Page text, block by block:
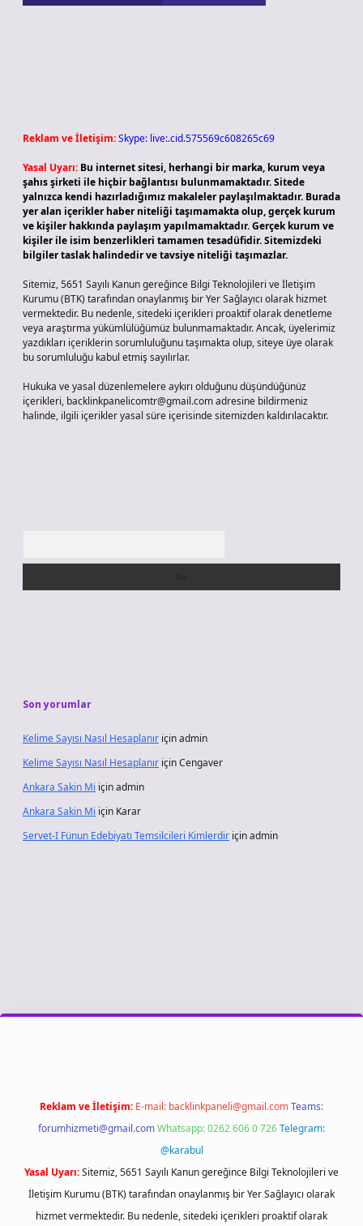
Reklam ve İletişim:Skype: live:.cid.575569c608265c69
Yasal Uyarı: Bu internet sitesi, herhangi bir marka, kurum veya
şahıs şirketi ile hiçbir bağlantısı bulunmamaktadır. Sitede
yalnızca kendi hazırladığımız makaleler paylaşılmaktadır. Burada
yer alan içerikler haber niteliği taşımamakta olup, gerçek kurum
ve kişiler hakkında paylaşım yapılmamaktadır. Gerçek kurum ve
kişiler ile isim benzerlikleri tamamen tesadüfidir. Sitemizdeki
bilgiler taslak halindedir ve tavsiye niteliği taşımazlar.
Sitemiz, 5651 Sayılı Kanun gereğince Bilgi Teknolojileri ve İletişim
Kurumu (BTK) tarafından onaylanmış bir Yer Sağlayıcı olarak hizmet
vermektedir. Bu nedenle, sitedeki içerikleri proaktif olarak denetleme
veya araştırma yükümlülüğümüz bulunmamaktadır. Ancak, üyelerimiz
yazdıkları içeriklerin sorumluluğunu taşımakta olup, siteye üye olarak
bu sorumluluğu kabul etmiş sayılırlar.
Hukuka ve yasal düzenlemelere aykırı olduğunu düşündüğünüz
içerikleri, backlinkpanelicomtr@gmail.comadresine bildirmeniz
halinde, ilgili içerikler yasal süre içerisinde sitemizden kaldırılacaktır.
Son yorumlar
Kelime Sayısı Nasıl Hesaplanır içinadmin
Kelime Sayısı Nasıl Hesaplanır içinCengaver
Ankara Sakin Mi içinadmin
Ankara Sakin Mi için Karar
Servet-I Fünun Edebiyatı Temsilcileri Kimlerdir içinadmin
Reklam ve İletişim: E-mail: backlinkpaneli@gmail.comTeams:
forumhizmeti@gmail.comWhatsapp: 0262 606 0 726Telegram:
@karabul
Yasal Uyarı:Sitemiz, 5651 Sayılı Kanun gereğince Bilgi Teknolojileri ve
İletişim Kurumu (BTK) tarafından onaylanmış bir Yer Sağlayıcı olarak
hizmet vermektedir. Bu nedenle, sitedeki içerikleri proaktif olarak